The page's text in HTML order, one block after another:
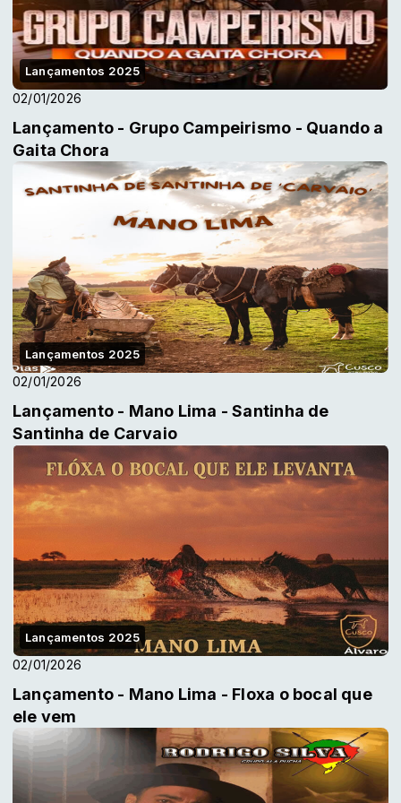
Lançamentos 2025
02/01/2026
Lançamento - Grupo Campeirismo - Quando a
Gaita Chora
Lançamentos 2025
02/01/2026
Lançamento - Mano Lima - Santinha de
Santinha de Carvaio
Lançamentos 2025
02/01/2026
Lançamento - Mano Lima - Floxa o bocal que
ele vem